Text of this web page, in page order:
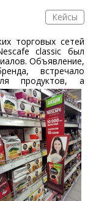
Кейсы
торговых сетей
classic был
Объявление,
встречало
продуктов, а